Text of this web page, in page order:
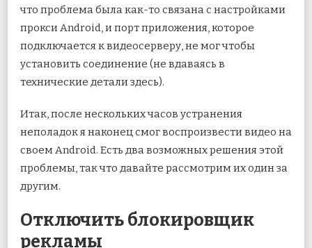
что проблема была как-то связана с настройками
прокси Android, и порт приложения, которое
подключается к видеосерверу, не мог чтобы
установить соединение (не вдаваясь в
технические детали здесь).
Итак, после нескольких часов устранения
неполадок я наконец смог воспроизвести видео на
своем Android. Есть два возможных решения этой
проблемы, так что давайте рассмотрим их один за
другим.
Отключить блокировщик
рекламы